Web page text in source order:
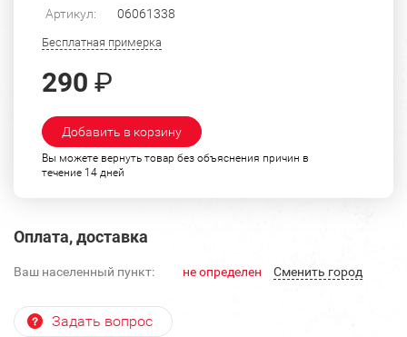
Артикул: 06061338
Бесплатная примерка
290 ₽
Добавить в корзину
Вы можете вернуть товар без объяснения причин в
течение 14 дней
Оплата, доставка
Ваш населенный пункт: не определен Cменить город
Задать вопрос